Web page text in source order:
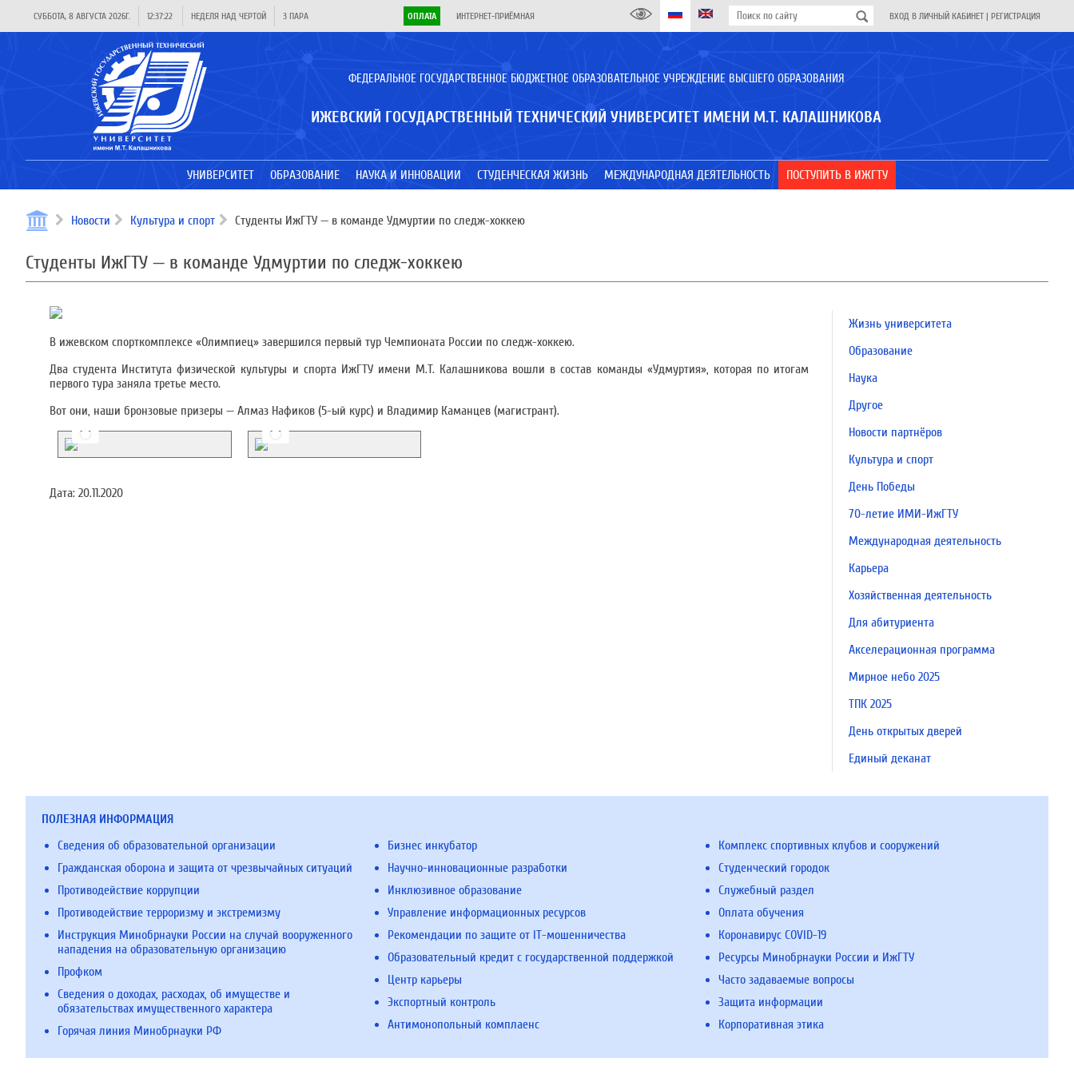
СУББОТА, 8 АВГУСТА 2026Г. 12:37:22 НЕДЕЛЯ НАД ЧЕРТОЙ 3 ПАРА ОПЛАТА ИНТЕРНЕТ-ПРИЁМНАЯ ВХОД В ЛИЧНЫЙ КАБИНЕТ | РЕГИСТРАЦИЯ
ФЕДЕРАЛЬНОЕ ГОСУДАРСТВЕННОЕ БЮДЖЕТНОЕ ОБРАЗОВАТЕЛЬНОЕ УЧРЕЖДЕНИЕ ВЫСШЕГО ОБРАЗОВАНИЯ
ИЖЕВСКИЙ ГОСУДАРСТВЕННЫЙ ТЕХНИЧЕСКИЙ УНИВЕРСИТЕТ ИМЕНИ М.Т. КАЛАШНИКОВА
УНИВЕРСИТЕТ ОБРАЗОВАНИЕ НАУКА И ИННОВАЦИИ СТУДЕНЧЕСКАЯ ЖИЗНЬ МЕЖДУНАРОДНАЯ ДЕЯТЕЛЬНОСТЬ ПОСТУПИТЬ В ИЖГТУ
Новости Культура и спорт Студенты ИжГТУ — в команде Удмуртии по следж-хоккею
Студенты ИжГТУ — в команде Удмуртии по следж-хоккею
В ижевском спорткомплексе «Олимпиец» завершился первый тур Чемпионата России по следж-хоккею.
Два студента Института физической культуры и спорта ИжГТУ имени М.Т. Калашникова вошли в состав команды «Удмуртия», которая по итогам
первого тура заняла третье место.
Вот они, наши бронзовые призеры — Алмаз Нафиков (5-ый курс) и Владимир Каманцев (магистрант).
Дата: 20.11.2020
Жизнь университета
Образование
Наука
Другое
Новости партнёров
Культура и спорт
День Победы
70-летие ИМИ-ИжГТУ
Международная деятельность
Карьера
Хозяйственная деятельность
Для абитуриента
Акселерационная программа
Мирное небо 2025
ТПК 2025
День открытых дверей
Единый деканат
ПОЛЕЗНАЯ ИНФОРМАЦИЯ
Сведения об образовательной организации
Гражданская оборона и защита от чрезвычайных ситуаций
Противодействие коррупции
Противодействие терроризму и экстремизму
Инструкция Минобрнауки России на случай вооруженного
нападения на образовательную организацию
Профком
Сведения о доходах, расходах, об имуществе и
обязательствах имущественного характера
Горячая линия Минобрнауки РФ
Бизнес инкубатор
Научно-инновационные разработки
Инклюзивное образование
Управление информационных ресурсов
Рекомендации по защите от IT-мошенничества
Образовательный кредит с государственной поддержкой
Центр карьеры
Экспортный контроль
Антимонопольный комплаенс
Комплекс спортивных клубов и сооружений
Студенческий городок
Служебный раздел
Оплата обучения
Коронавирус COVID-19
Ресурсы Минобрнауки России и ИжГТУ
Часто задаваемые вопросы
Защита информации
Корпоративная этика